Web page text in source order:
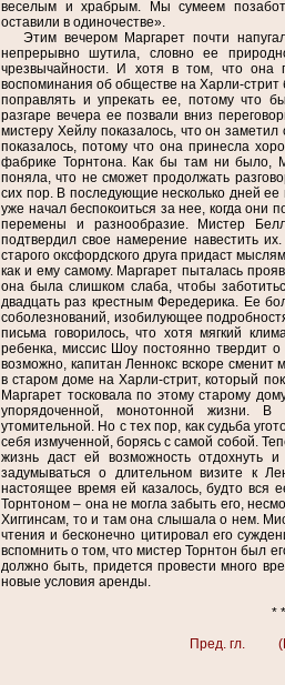
веселым и храбрым. Мы сумеем
оставили в одиночестве».
Этим вечером Маргарет почти
непрерывно шутила, словно ее
чрезвычайности. И хотя в том, что она
воспоминания об обществе на Харли-
поправлять и упрекать ее, потому что
разгаре вечера ее позвали вниз
мистеру Хейлу показалось, что он
показалось, потому что она принесла
фабрике Торнтона. Как бы там ни было,
поняла, что не сможет продолжать
сих пор. В последующие несколько дней
уже начал беспокоиться за нее, когда они
перемены и разнообразие. Мистер
подтвердил свое намерение навестить
старого oксфордского друга придаст
как и ему самому. Маргарет пыталась
она была слишком слаба, чтобы
двадцать раз крестным Фередерика. Ее
соболезнований, изобилующее
письма говорилось, что хотя мягкий
ребенка, миссис Шоу постоянно твердит
возможно, капитан Леннокс вскоре сменит
в старом доме на Харли-стрит, который
Маргарет тосковала по этому старому
упорядоченной, монотонной жизни.
утомительной. Но с тех пор, как судьба
себя измученной, борясь с самой собой.
жизнь даст ей возможность отдохнуть
задумываться о длительном визите к
настоящее время ей казалось, будто вся
Торнтоном – она не могла забыть его,
Хиггинсам, то и там она слышала о нем.
чтения и бесконечно цитировал его
вспомнить о том, что мистер Торнтон был
должно быть, придется провести много
новые условия аренды.
*
Пред. гл.